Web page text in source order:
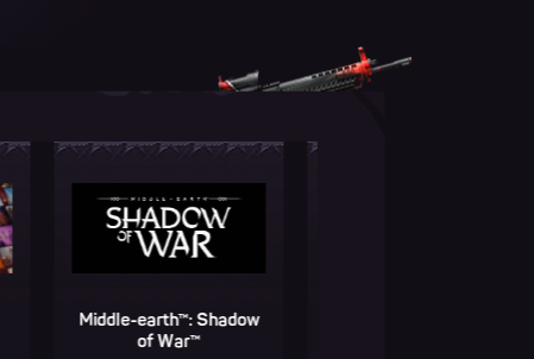
Middle-earth™: Shadow